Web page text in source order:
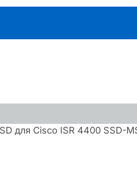
для Cisco ISR 4400 SSD-